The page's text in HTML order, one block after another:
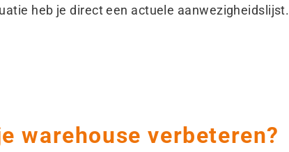
heb je direct een actuele aanwezigheidslijst.
warehouse verbeteren?